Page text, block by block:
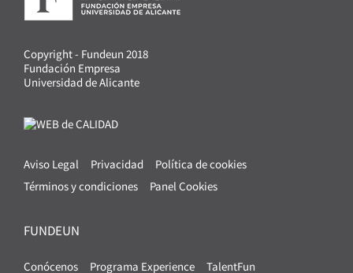
Copyright - Fundeun 2018
Fundación Empresa
Universidad de Alicante
Aviso Legal Privacidad
Política de cookies
Términos y condiciones
Panel Cookies
FUNDEUN
Conócenos Programa Experience TalentFun